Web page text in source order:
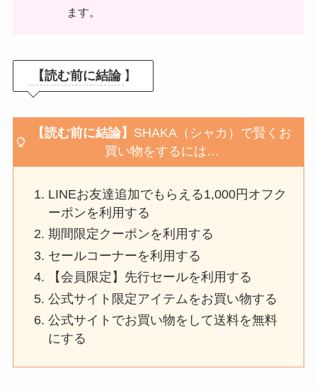
ます。
【読む前に結論 】
【読む前に結論】 SHAKA（シャカ） で賢くお
買い物をするには…
LINEお友達追加でもらえる1,000円オフク
ーポンを利用する
期間限定クーポンを利用する
セールコーナーを利用する
【会員限定】先行セールを利用する
公式サイト限定アイテムをお買い物する
公式サイトでお買い物をして送料を無料
にする